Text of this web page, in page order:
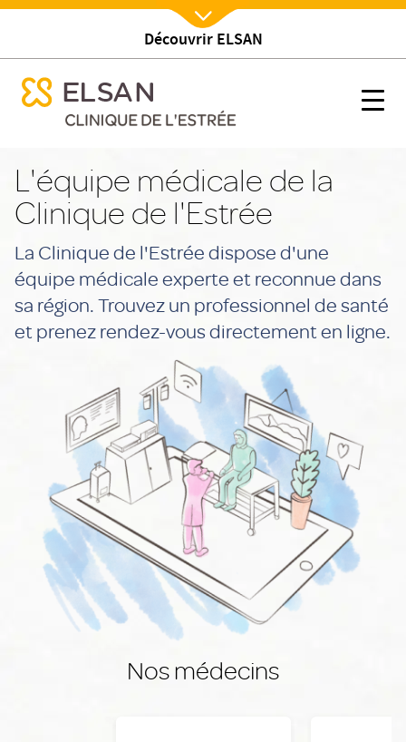
contenu
principal
Découvrir ELSAN
Équipe médicale
menu mobile
Nx:Afficher menu
menu mobile
L'équipe médicale de la
Clinique de l'Estrée
La Clinique de l'Estrée dispose d'une
équipe médicale experte et reconnue dans
sa région. Trouvez un professionnel de santé
et prenez rendez-vous directement en ligne.
Nos médecins